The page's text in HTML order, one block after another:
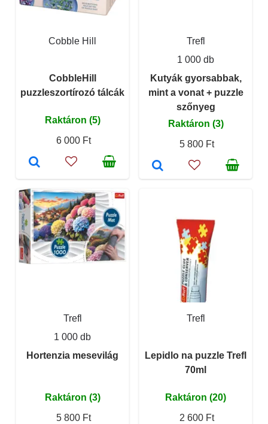
Cobble Hill
CobbleHill
puzzleszortírozó tálcák
Raktáron (5)
6 000 Ft
Trefl
1 000 db
Kutyák gyorsabbak,
mint a vonat + puzzle
szőnyeg
Raktáron (3)
5 800 Ft
Trefl
1 000 db
Hortenzia mesevilág
Raktáron (3)
5 800 Ft
Trefl
Lepidlo na puzzle Trefl
70ml
Raktáron (20)
2 600 Ft